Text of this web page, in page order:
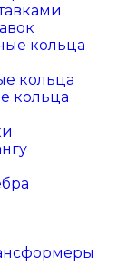
кольца
кольца
кольца